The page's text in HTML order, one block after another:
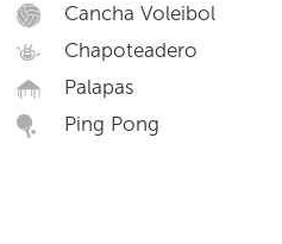
Cancha Voleibol
Chapoteadero
Palapas
Ping Pong